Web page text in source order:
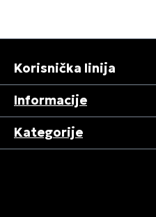
Korisnička linija
Informacije
Kategorije